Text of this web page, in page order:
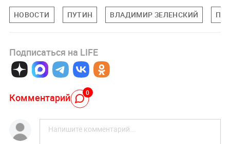
НОВОСТИ ПУТИН ВЛАДИМИР ЗЕЛЕНСКИЙ
Подписаться на LIFE
Комментарий 0